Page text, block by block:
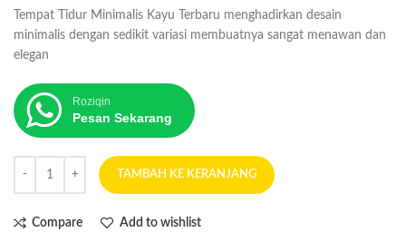
Tempat Tidur Minimalis Kayu Terbaru menghadirkan desain
minimalis dengan sedikit variasi membuatnya sangat menawan dan
elegan
Roziqin
Pesan Sekarang
TAMBAH KE KERANJANG
Compare Add to wishlist